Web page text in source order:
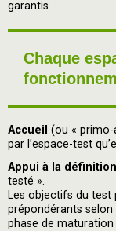
garantis.
Chaque
Accueil (ou «
par l’espace-test
Appui à la
testé ».
Les objectifs du test
prépondérants
phase de maturation